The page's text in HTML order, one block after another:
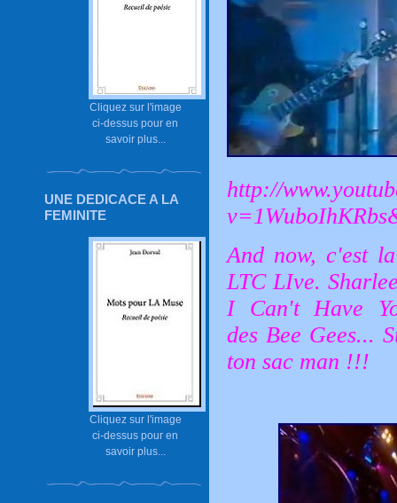
Cliquez sur l'image
ci-dessus pour en
savoir plus...
UNE DEDICACE A LA
FEMINITE
Cliquez sur l'image
ci-dessus pour en
savoir plus...
http://
And now, c'est
LTC LIve.
I Can't Have
des Bee Gees...
ton sac man !!!